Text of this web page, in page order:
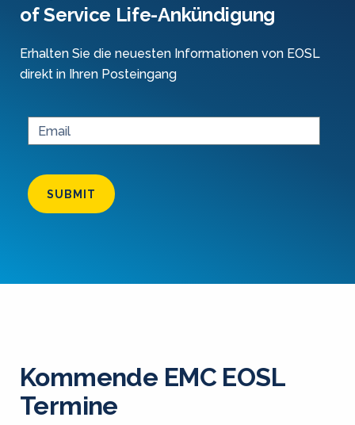
of Service Life-Ankündigung
Erhalten Sie die neuesten Informationen von EOSL
direkt in Ihren Posteingang
SUBMIT
Kommende EMC EOSL
Termine